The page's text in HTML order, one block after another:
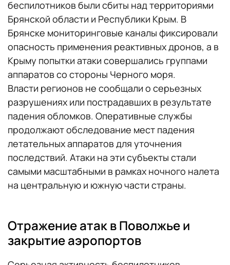
беспилотников были сбиты над территориями
Брянской области и Республики Крым. В
Брянске мониторинговые каналы фиксировали
опасность применения реактивных дронов, а в
Крыму попытки атаки совершались группами
аппаратов со стороны Черного моря.
Власти регионов не сообщали о серьезных
разрушениях или пострадавших в результате
падения обломков. Оперативные службы
продолжают обследование мест падения
летательных аппаратов для уточнения
последствий. Атаки на эти субъекты стали
самыми масштабными в рамках ночного налета
на центральную и южную части страны.
Отражение атак в Поволжье и
закрытие аэропортов